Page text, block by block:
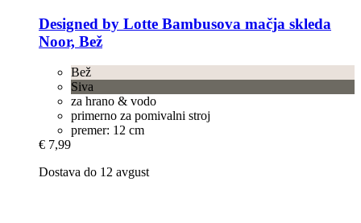
Designed by Lotte Bambusova mačja skleda
Noor, Bež
Bež
Siva
za hrano & vodo
primerno za pomivalni stroj
premer: 12 cm
€ 7,99
Dostava do 12 avgust